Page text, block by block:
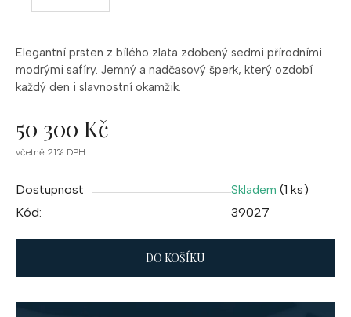
Elegantní prsten z bílého zlata zdobený sedmi přírodními
modrými safíry. Jemný a nadčasový šperk, který ozdobí
každý den i slavnostní okamžik.
50 300 Kč
Měrná
včetně 21% DPH
Dostupnost Skladem (1 ks)
Kód:
39027
DO KOŠÍKU